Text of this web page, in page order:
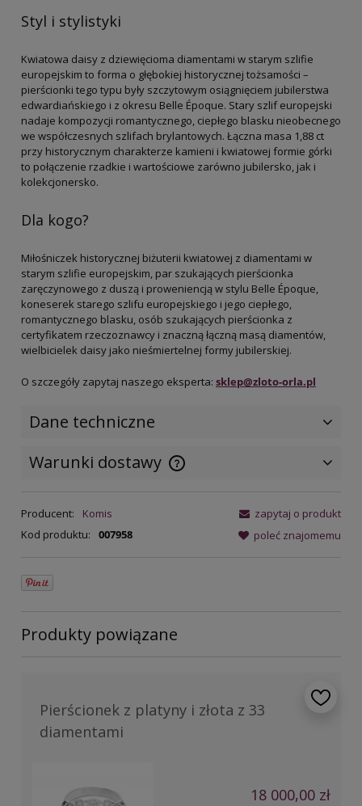
Styl i stylistyki
Kwiatowa daisy z dziewięcioma diamentami w starym szlifie
europejskim to forma o głębokiej historycznej tożsamości –
pierścionki tego typu były szczytowym osiągnięciem jubilerstwa
edwardiańskiego i z okresu Belle Époque. Stary szlif europejski
nadaje kompozycji romantycznego, ciepłego blasku nieobecnego
we współczesnych szlifach brylantowych. Łączna masa 1,88 ct
przy historycznym charakterze kamieni i kwiatowej formie górki
to połączenie rzadkie i wartościowe zarówno jubilersko, jak i
kolekcjonersko.
Dla kogo?
Miłośniczek historycznej biżuterii kwiatowej z diamentami w
starym szlifie europejskim, par szukających pierścionka
zaręczynowego z duszą i proweniencją w stylu Belle Époque,
koneserek starego szlifu europejskiego i jego ciepłego,
romantycznego blasku, osób szukających pierścionka z
certyfikatem rzeczoznawcy i znaczną łączną masą diamentów,
wielbicielek daisy jako nieśmiertelnej formy jubilerskiej.
O szczegóły zapytaj naszego eksperta: sklep@zloto-orla.pl
Dane techniczne
Warunki dostawy
Producent:
Komis
Kod produktu:
007958
zapytaj o produkt
poleć znajomemu
Produkty powiązane
Pierścionek z platyny i złota z 33
diamentami
18 000,00 zł